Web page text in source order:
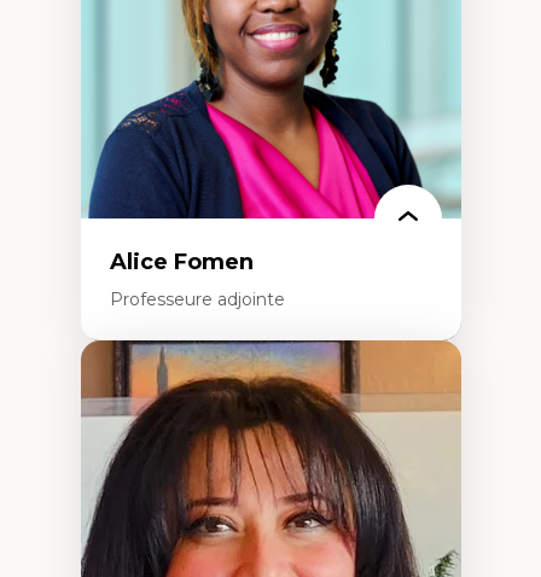
les auditoires médiatiques
Épistémologie des techniques de recherche
numérique et l’IA
Théorie des droits de la personne
La pensée politique d’Hannah Arendt
La pensée politique à l’ère numérique
Justice internationale et normes
internationales
Alice Fomen
Professeure adjointe
Expertises
Acceptabilité, acceptation et adoption des
technologies
Technologies d'apprentissage innovantes
Insertion professionnelle du nouveau
personnel enseignant
Construction identitaire en milieu
minoritaire francophone
Technologies éducatives pour la formation
continue